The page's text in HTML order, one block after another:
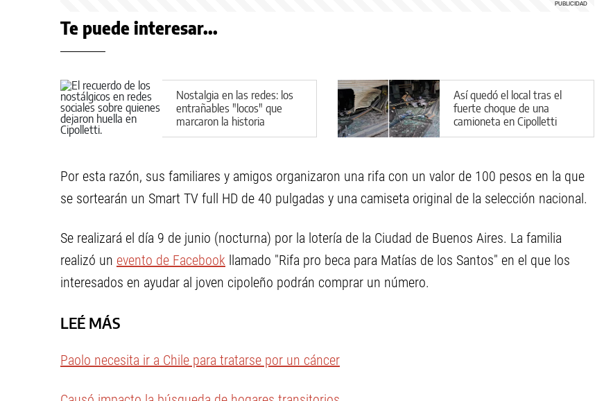
Te puede interesar...
Nostalgia en las redes: los
entrañables "locos" que
marcaron la historia
callejera de Cipolletti
Así quedó el local tras el
fuerte choque de una
camioneta en Cipolletti
Por esta razón, sus familiares y amigos organizaron una rifa con un valor de 100 pesos en la que
se sortearán un Smart TV full HD de 40 pulgadas y una camiseta original de la selección nacional.
Se realizará el día 9 de junio (nocturna) por la lotería de la Ciudad de Buenos Aires. La familia
realizó un evento de Facebook llamado "Rifa pro beca para Matías de los Santos" en el que los
interesados en ayudar al joven cipoleño podrán comprar un número.
LEÉ MÁS
Paolo necesita ir a Chile para tratarse por un cáncer